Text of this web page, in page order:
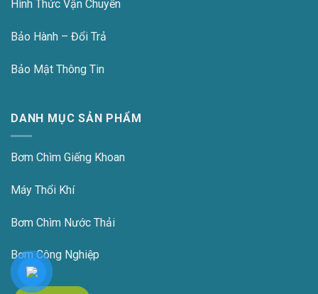
Hình Thức Vận Chuyển
Bảo Hành – Đổi Trả
Bảo Mật Thông Tin
DANH MỤC SẢN PHẨM
Bơm Chìm Giếng Khoan
Máy Thổi Khí
Bơm Chìm Nước Thải
Bơm Công Nghiệp